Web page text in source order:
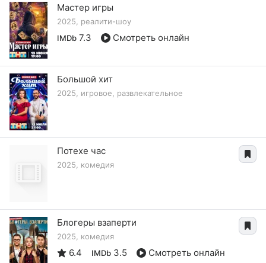
Мастер игры
2025, реалити-шоу
IMDb 7.3 Смотреть онлайн
Большой хит
2025, игровое, развлекательное
Потехе час
2025, комедия
Блогеры взаперти
2025, комедия
6.4 IMDb 3.5 Смотреть онлайн